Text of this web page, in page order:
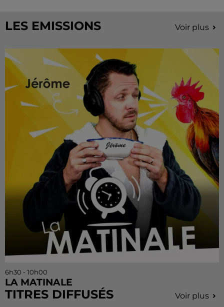
LES EMISSIONS Voir plus
6h30 - 10h00
LA MATINALE
TITRES DIFFUSÉS Voir plus